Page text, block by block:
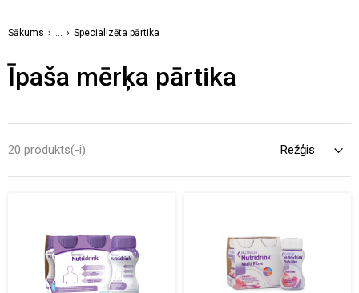
Sākums Specializēta pārtika
Īpaša mērķa pārtika
20 produkts(-i)